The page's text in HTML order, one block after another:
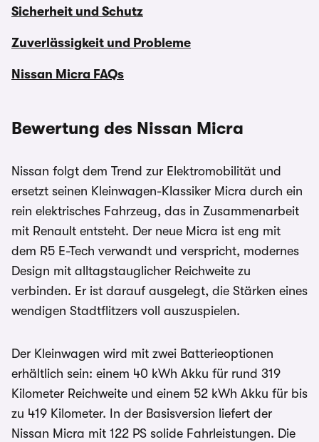
Sicherheit und Schutz
Zuverlässigkeit und Probleme
Nissan Micra FAQs
Bewertung des Nissan Micra
Nissan folgt dem Trend zur Elektromobilität und
ersetzt seinen Kleinwagen-Klassiker Micra durch ein
rein elektrisches Fahrzeug, das in Zusammenarbeit
mit Renault entsteht. Der neue Micra ist eng mit
dem R5 E-Tech verwandt und verspricht, modernes
Design mit alltagstauglicher Reichweite zu
verbinden. Er ist darauf ausgelegt, die Stärken eines
wendigen Stadtflitzers voll auszuspielen.
Der Kleinwagen wird mit zwei Batterieoptionen
erhältlich sein: einem 40 kWh Akku für rund 319
Kilometer Reichweite und einem 52 kWh Akku für bis
zu 419 Kilometer. In der Basisversion liefert der
Nissan Micra mit 122 PS solide Fahrleistungen. Die